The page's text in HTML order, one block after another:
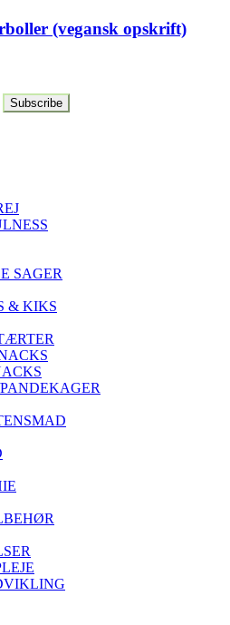
(vegansk opskrift)
SAGER
& KIKS